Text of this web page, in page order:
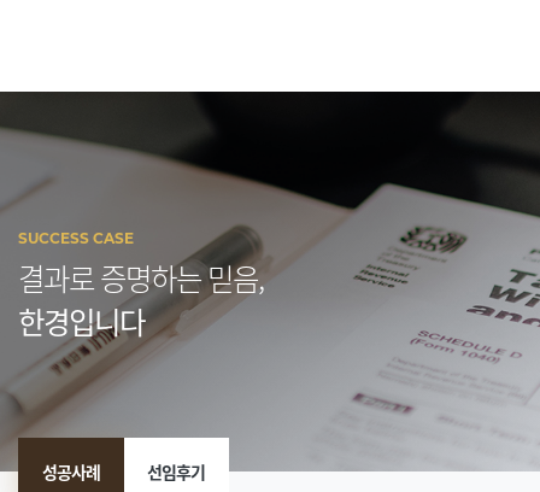
SUCCESS CASE
결과로 증명하는 믿음,
한경입니다
성공사례 선임후기